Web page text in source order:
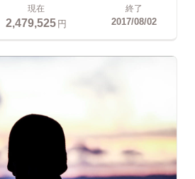
現在
2,479,525円
終了
2017/08/02